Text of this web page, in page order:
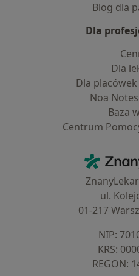
Blog dla
Dla
Dla
Dla
Noa Notes
Baza
Centrum
ul.
01-217
NIP:
KRS:
REGON: